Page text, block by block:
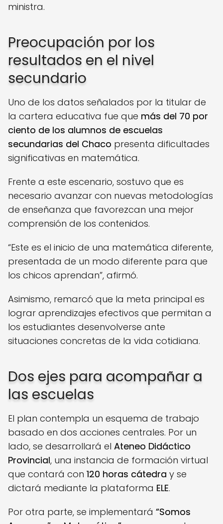
ministra.
Preocupación por los
resultados en el nivel
secundario
Uno de los datos señalados por la titular de
la cartera educativa fue que más del 70 por
ciento de los alumnos de escuelas
secundarias del Chaco presenta dificultades
significativas en matemática.
Frente a este escenario, sostuvo que es
necesario avanzar con nuevas metodologías
de enseñanza que favorezcan una mejor
comprensión de los contenidos.
“Este es el inicio de una matemática diferente,
presentada de un modo diferente para que
los chicos aprendan”, afirmó.
Asimismo, remarcó que la meta principal es
lograr aprendizajes efectivos que permitan a
los estudiantes desenvolverse ante
situaciones concretas de la vida cotidiana.
Dos ejes para acompañar a
las escuelas
El plan contempla un esquema de trabajo
basado en dos acciones centrales. Por un
lado, se desarrollará el Ateneo Didáctico
Provincial, una instancia de formación virtual
que contará con 120 horas cátedra y se
dictará mediante la plataforma ELE.
Por otra parte, se implementará “Somos